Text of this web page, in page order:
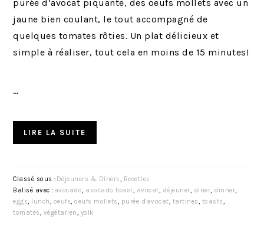
purée d’avocat piquante, des oeufs mollets avec un
jaune bien coulant, le tout accompagné de
quelques tomates rôties. Un plat délicieux et
simple à réaliser, tout cela en moins de 15 minutes!
…
LIRE LA SUITE
Classé sous : Déjeuners & Dîners, Recettes
Balisé avec : avocado, avocado toast, avocat, déjeuner, diner, dinner,
eggs, lunch, oeufs,oeufs mollets, purée d'avocat, tartines, toasts,
tomates, végétarien, yolk